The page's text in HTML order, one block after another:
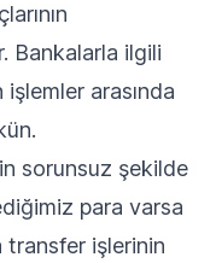
Bankalarla ilgili
arasında
sorunsuz şekilde
para varsa
transfer işlerinin